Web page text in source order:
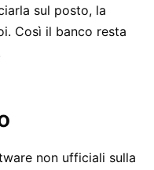
sul posto, la
Così il banco resta
non ufficiali sulla